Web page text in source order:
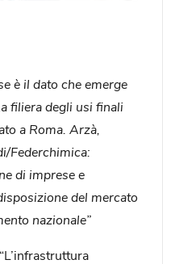
è il dato che emerge
filiera degli usi finali
a Roma. Arzà,
Federchimica:
di imprese e
del mercato
nazionale”